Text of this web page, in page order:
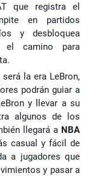
que registra el
en partidos
y desbloquea
el camino para
la era LeBron,
podrán guiar a
y llevar a su
algunos de los
llegará a NBA
casual y fácil de
a jugadores que
y pasar a